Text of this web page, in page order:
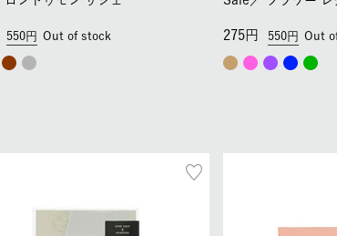
550 Out of stock 550
275 Out